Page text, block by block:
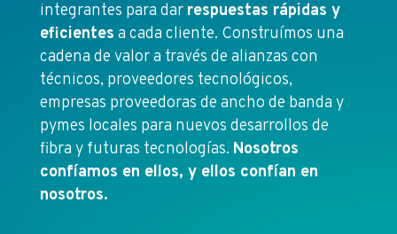
integrantes para dar respuestas rápidas y
eficientes a cada cliente. Construímos una
cadena de valor a través de alianzas con
técnicos, proveedores tecnológicos,
empresas proveedoras de ancho de banda y
pymes locales para nuevos desarrollos de
fibra y futuras tecnologías. Nosotros
confíamos en ellos, y ellos confían en
nosotros.